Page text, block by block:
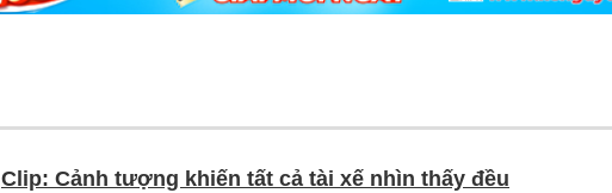
Clip: Cảnh tượng khiến tất cả tài xế nhìn thấy đều